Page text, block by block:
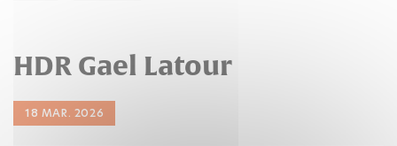
HDR Gael Latour
18 MAR. 2026